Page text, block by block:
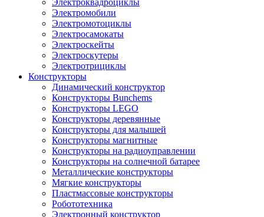
Электроквадроциклы
Электромобили
Электромотоциклы
Электросамокаты
Электроскейты
Электроскутеры
Электротрициклы
Конструкторы
Динамический конструктор
Конструкторы Bunchems
Конструкторы LEGO
Конструкторы деревянные
Конструкторы для малышей
Конструкторы магнитные
Конструкторы на радиоуправлении
Конструкторы на солнечной батарее
Металлические конструкторы
Мягкие конструкторы
Пластмассовые конструкторы
Робототехника
Электронный конструктор